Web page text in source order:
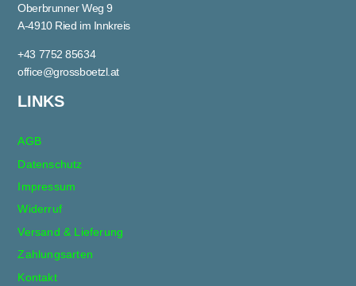
LINKS
AGB
Datenschutz
Impressum
Widerruf
Versand & Lieferung
Zahlungsarten
Kontakt
Oberbrunner Weg 9
A-4910 Ried im Innkreis
+43 7752 85634
office@grossboetzl.at